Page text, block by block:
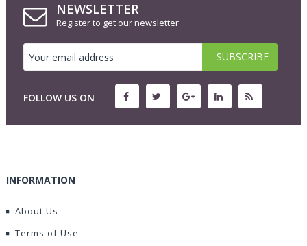
NEWSLETTER
Register to get our newsletter
FOLLOW US ON
INFORMATION
About Us
Terms of Use